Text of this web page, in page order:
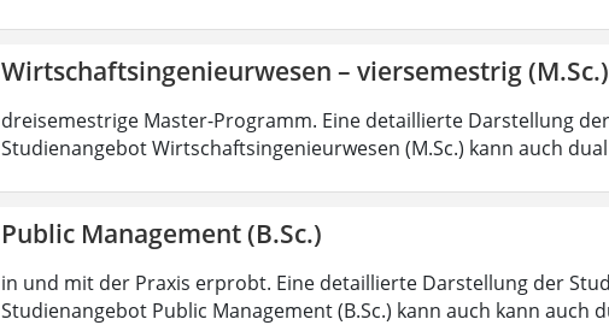
Wirtschaftsingenieurwesen – viersemestrig (M.Sc.)
dreisemestrige Master-Programm. Eine detaillierte Darstellung
Studienangebot Wirtschaftsingenieurwesen (M.Sc.) kann auch
Public Management (B.Sc.)
in und mit der Praxis erprobt. Eine detaillierte Darstellung der
Studienangebot Public Management (B.Sc.) kann auch kann auch